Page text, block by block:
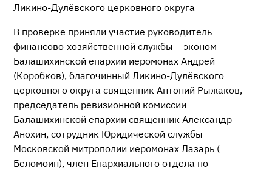
Ликино-Дулёвского церковного округа
В проверке приняли участие руководитель
финансово-хозяйственной службы – эконом
Балашихинской епархии иеромонах Андрей
(Коробков), благочинный Ликино-Дулёвского
церковного округа священник Антоний Рыжаков,
председатель ревизионной комиссии
Балашихинской епархии священник Александр
Анохин, сотрудник Юридической службы
Московской митрополии иеромонах Лазарь (
Беломоин), член Епархиального отдела по